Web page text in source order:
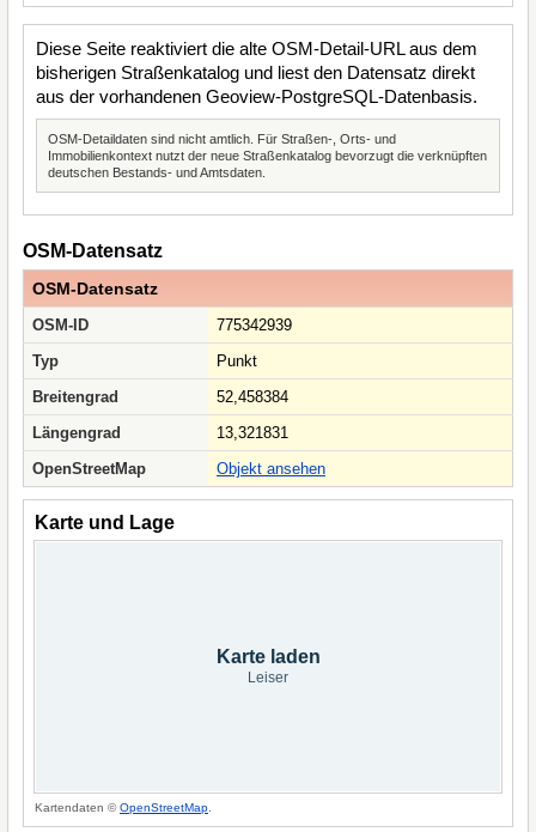
Diese Seite reaktiviert die alte OSM-Detail-URL aus dem
bisherigen Straßenkatalog und liest den Datensatz direkt
aus der vorhandenen Geoview-PostgreSQL-Datenbasis.
OSM-Detaildaten sind nicht amtlich. Für Straßen-, Orts- und
Immobilienkontext nutzt der neue Straßenkatalog bevorzugt die verknüpften
deutschen Bestands- und Amtsdaten.
OSM-Datensatz
OSM-Datensatz
OSM-ID
775342939
Typ
Punkt
Breitengrad
52,458384
Längengrad
13,321831
OpenStreetMap
Objekt ansehen
Karte und Lage
Karte laden
Leiser
Kartendaten ©OpenStreetMap